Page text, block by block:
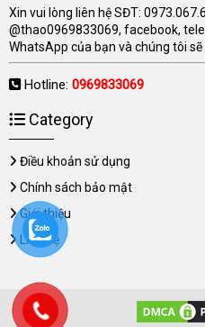
Xin vui lòng liên hệ SĐT:
@thao0969833069, facebook,
WhatsApp của bạn và chúng tôi
Hotline: 0969833069
Category
Điều khoản sử dụng
Chính sách bảo mật
Giới thiệu
Liên hệ